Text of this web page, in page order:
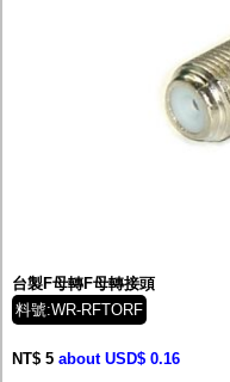
台製F母轉F母轉接頭
料號:WR-RFTORF
NT$ 5 about USD$ 0.16